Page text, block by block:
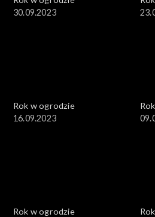
30.09.2023
Rok w ogrodzie
16.09.2023
Rok w ogrodzie